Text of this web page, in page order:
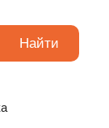
Найти